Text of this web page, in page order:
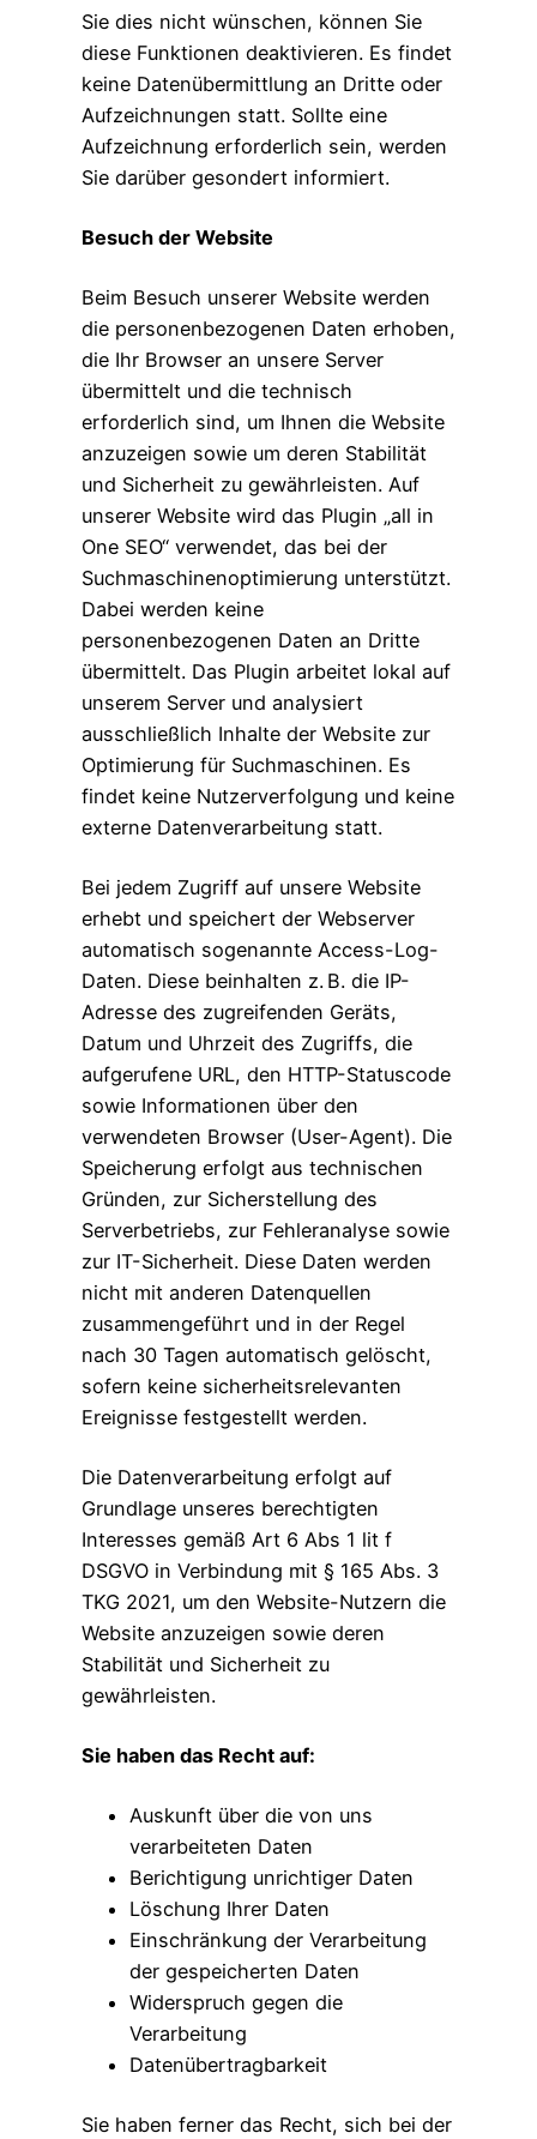
Sie dies nicht wünschen, können Sie
diese Funktionen deaktivieren. Es findet
keine Datenübermittlung an Dritte oder
Aufzeichnungen statt. Sollte eine
Aufzeichnung erforderlich sein, werden
Sie darüber gesondert informiert.
Besuch der Website
Beim Besuch unserer Website werden
die personenbezogenen Daten erhoben,
die Ihr Browser an unsere Server
übermittelt und die technisch
erforderlich sind, um Ihnen die Website
anzuzeigen sowie um deren Stabilität
und Sicherheit zu gewährleisten. Auf
unserer Website wird das Plugin „all in
One SEO“ verwendet, das bei der
Suchmaschinenoptimierung unterstützt.
Dabei werden keine
personenbezogenen Daten an Dritte
übermittelt. Das Plugin arbeitet lokal auf
unserem Server und analysiert
ausschließlich Inhalte der Website zur
Optimierung für Suchmaschinen. Es
findet keine Nutzerverfolgung und keine
externe Datenverarbeitung statt.
Bei jedem Zugriff auf unsere Website
erhebt und speichert der Webserver
automatisch sogenannte Access-Log-
Daten. Diese beinhalten z. B. die IP-
Adresse des zugreifenden Geräts,
Datum und Uhrzeit des Zugriffs, die
aufgerufene URL, den HTTP-Statuscode
sowie Informationen über den
verwendeten Browser (User-Agent). Die
Speicherung erfolgt aus technischen
Gründen, zur Sicherstellung des
Serverbetriebs, zur Fehleranalyse sowie
zur IT-Sicherheit. Diese Daten werden
nicht mit anderen Datenquellen
zusammengeführt und in der Regel
nach 30 Tagen automatisch gelöscht,
sofern keine sicherheitsrelevanten
Ereignisse festgestellt werden.
Die Datenverarbeitung erfolgt auf
Grundlage unseres berechtigten
Interesses gemäß Art 6 Abs 1 lit f
DSGVO in Verbindung mit § 165 Abs. 3
TKG 2021, um den Website-Nutzern die
Website anzuzeigen sowie deren
Stabilität und Sicherheit zu
gewährleisten.
Sie haben das Recht auf:
Auskunft über die von uns
verarbeiteten Daten
Berichtigung unrichtiger Daten
Löschung Ihrer Daten
Einschränkung der Verarbeitung
der gespeicherten Daten
Widerspruch gegen die
Verarbeitung
Datenübertragbarkeit
Sie haben ferner das Recht, sich bei der